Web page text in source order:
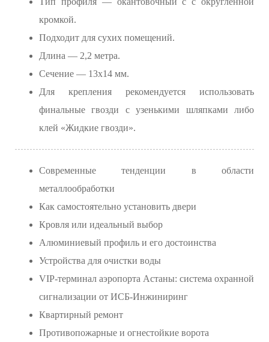
кромкой.
Подходит для сухих помещений.
Длина — 2,2 метра.
Сечение — 13х14 мм.
Для крепления рекомендуется использовать
финальные гвозди с узенькими шляпками либо
клей «Жидкие гвозди».
Современные тенденции в области
металлообработки
Как самостоятельно установить двери
Кровля или идеальный выбор
Алюминиевый профиль и его достоинства
Устройства для очистки воды
VIP-терминал аэропорта Астаны: система охранной
сигнализации от ИСБ-Инжиниринг
Квартирный ремонт
Противопожарные и огнестойкие ворота